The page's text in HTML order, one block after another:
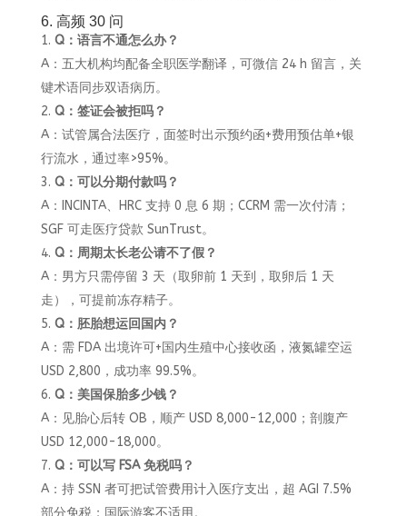
6. 高频 30 问
Q：语言不通怎么办？
A：五大机构均配备全职医学翻译，可微信 24 h 留言，关
键术语同步双语病历。
Q：签证会被拒吗？
A：试管属合法医疗，面签时出示预约函+费用预估单+银
行流水，通过率>95%。
Q：可以分期付款吗？
A：INCINTA、HRC 支持 0 息 6 期；CCRM 需一次付清；
SGF 可走医疗贷款 SunTrust。
Q：周期太长老公请不了假？
A：男方只需停留 3 天（取卵前 1 天到，取卵后 1 天
走），可提前冻存精子。
Q：胚胎想运回国内？
A：需 FDA 出境许可+国内生殖中心接收函，液氮罐空运
USD 2,800，成功率 99.5%。
Q：美国保胎多少钱？
A：见胎心后转 OB，顺产 USD 8,000-12,000；剖腹产
USD 12,000-18,000。
Q：可以写 FSA 免税吗？
A：持 SSN 者可把试管费用计入医疗支出，超 AGI 7.5%
部分免税；国际游客不适用。